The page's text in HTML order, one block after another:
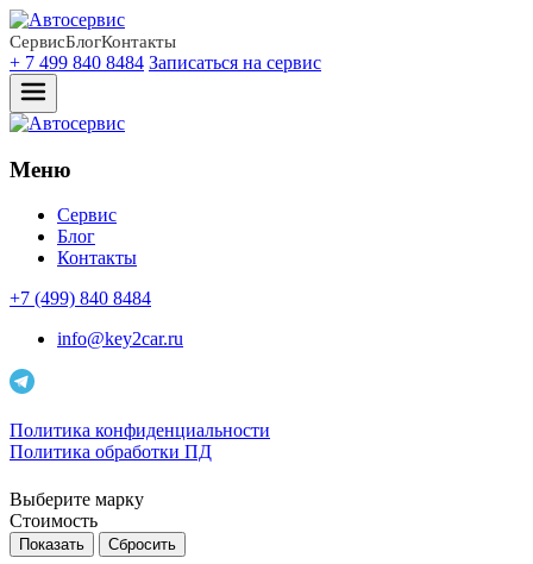
СервисБлогКонтакты
+ 7 499 840 8484 Записаться на сервис
Меню
Сервис
Блог
Контакты
+7 (499) 840 8484
info@key2car.ru
Политика конфиденциальности
Политика обработки ПД
Выберите марку
Стоимость